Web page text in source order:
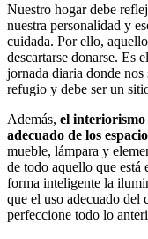
Nuestro hogar debe
nuestra personalidad y
cuidada. Por ello,
descartarse donarse. Es
jornada diaria donde nos
refugio y debe ser un
Además, el
adecuado de los
mueble, lámpara y
de todo aquello que está
forma inteligente la
que el uso adecuado del
perfeccione todo lo